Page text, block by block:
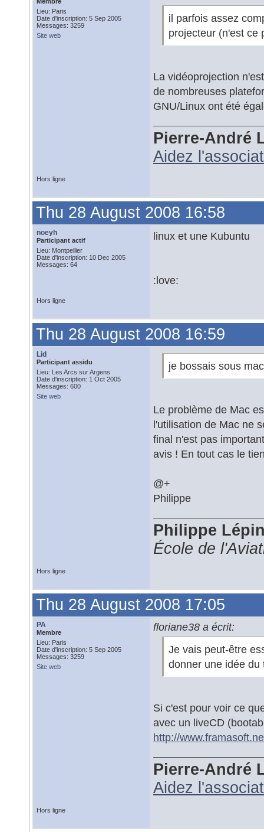
Lieu: Paris
Date d'inscription: 5 Sep 2005
Messages: 3259
Site web
il parfois assez
projecteur (n'est ce
La vidéoprojection
de nombreuses
GNU/Linux ont été
Pierre-André
Aidez
Hors ligne
Thu 28 August 2008 16:58
noeyh
Participant actif
Lieu: Montpellier
Date d'inscription: 10 Dec 2005
Messages: 64
linux et une Kubuntu
:love:
Hors ligne
Thu 28 August 2008 16:59
Lid
Participant assidu
Lieu: Les Arcs sur Argens
Date d'inscription: 1 Oct 2005
Messages: 600
Site web
je bossais sous
Le problème de Mac
l'utilisation de Mac ne
final n'est pas
avis ! En tout cas le
@+
Philippe
Philippe
École de
Hors ligne
Thu 28 August 2008 17:05
PA
Membre
Lieu: Paris
Date d'inscription: 5 Sep 2005
Messages: 3259
Site web
floriane38 a écrit:
Je vais peut-être
donner une idée du
Si c'est pour voir ce
avec un liveCD
http://
Pierre-André
Aidez
Hors ligne